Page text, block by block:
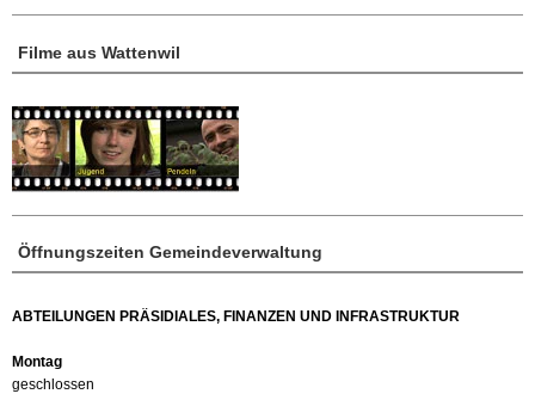
Öffnungszeiten Gemeindeverwaltung
ABTEILUNGEN PRÄSIDIALES, FINANZEN UND INFRASTRUKTUR
Montag
geschlossen
Filme aus Wattenwil